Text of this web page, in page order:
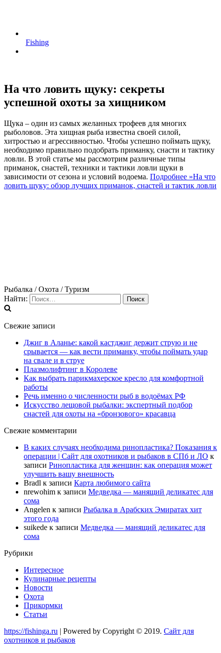
Fishing
На что ловить щуку: секреты
успешной охоты за хищником
Щука – один из самых желанных трофеев для многих
рыболовов. Эта хищная рыба известна своей силой,
хитростью и агрессивностью. Чтобы успешно поймать щуку,
необходимо правильно подобрать приманку, снасти и тактику
ловли. В этой статье мы рассмотрим различные типы
приманок, снастей, техники и тактики ловли щуки в
зависимости от сезона и условий водоема. Подробнее »На что
ловить щуку: обзор лучших приманок, снастей и тактик ловли
Рыбалка / Охота / Туризм
Найти:
Свежие записи
Джиг в Аланье: какой кастджиг держит струю и не
срывается — как вести приманку, чтобы поймать удар
на свале и в струе
Плазмолифтинг в Королеве
Как выбрать парикмахерское кресло для комфортной
работы
Речь именно о численности рыб в водоёмах РФ
Искусство лещовой рыбалки: экспертный подбор
снастей для охоты на «бронзового» красавца
Свежие комментарии
В каких случаях необходима ринопластика? Показания к
операции | Сайт для охотников и рыбаков в СПб и ЛО к
записи Ринопластика для женщин: как операция может
улучшить вашу внешность
Bradl к записи Карта любимого сайта
nrewohim к записи Медведка — манящий деликатес для
сома
Angelen к записи Рыбалка в Арабских Эмиратах хит
этого года
suikede к записи Медведка — манящий деликатес для
сома
Рубрики
Интересное
Кулинарные рецепты
Новости
Охота
Прикормки
Статьи
https://fishinga.ru | Powered by Copyright © 2019. Сайт для
охотников и рыбаков